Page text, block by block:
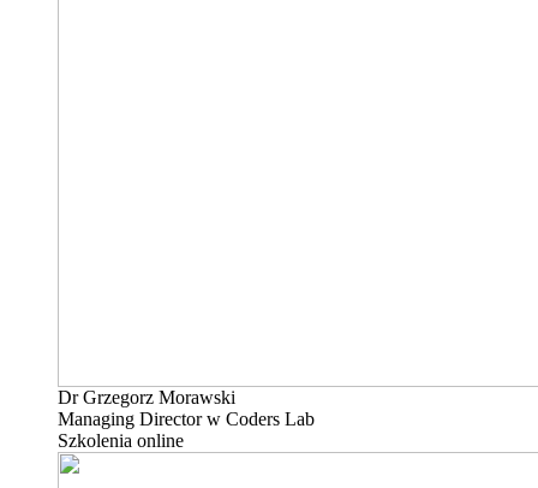
Dr Grzegorz Morawski
Managing Director w Coders Lab
Szkolenia online